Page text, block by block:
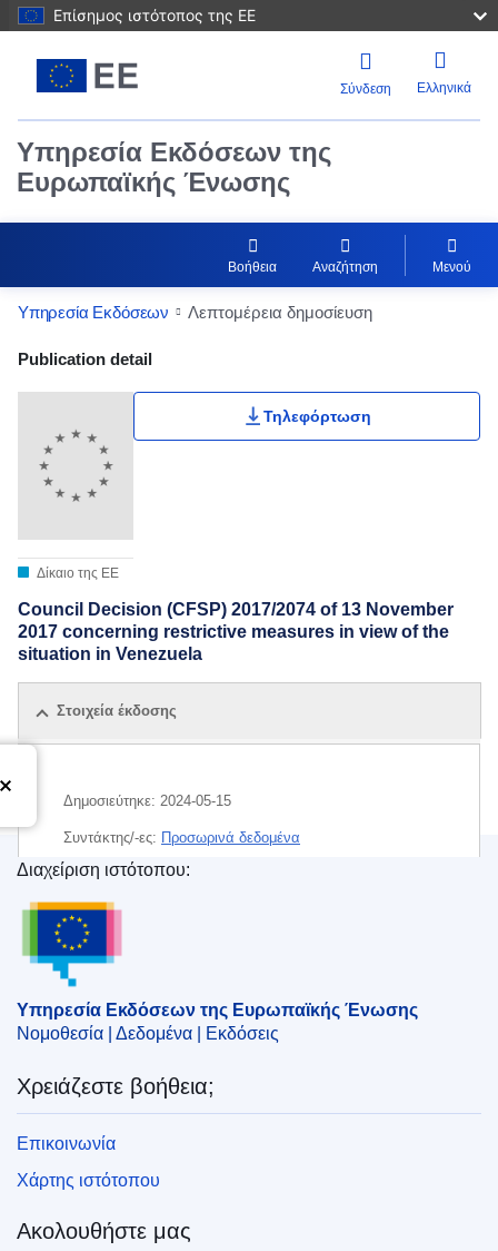
Επίσημος ιστότοπος της ΕΕ
Σύνδεση Ελληνικά
Υπηρεσία Εκδόσεων της
Ευρωπαϊκής Ένωσης
Βοήθεια Αναζήτηση Μενού
Υπηρεσία Εκδόσεων Λεπτομέρεια δημοσίευση
Publication Detail Actions Portlet
Publication detail
Δίκαιο της ΕΕ
Τηλεφόρτωση
Council Decision (CFSP) 2017/2074 of 13 November
2017 concerning restrictive measures in view of the
situation in Venezuela
Στοιχεία έκδοσης
Δημοσιεύτηκε: 2024-05-15
Συντάκτης/-ες: Προσωρινά δεδομένα
Υπηρεσία Εκδόσεων της Ευρωπαϊκής Ένωσης
Διαχείριση ιστότοπου:
Υπηρεσία Εκδόσεων της Ευρωπαϊκής Ένωσης
Νομοθεσία | Δεδομένα | Εκδόσεις
Χρειάζεστε βοήθεια;
Επικοινωνία
Χάρτης ιστότοπου
Ακολουθήστε μας